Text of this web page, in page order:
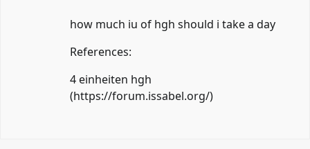
how much iu of hgh should i take a day
References:
4 einheiten hgh
(https://forum.issabel.org/)